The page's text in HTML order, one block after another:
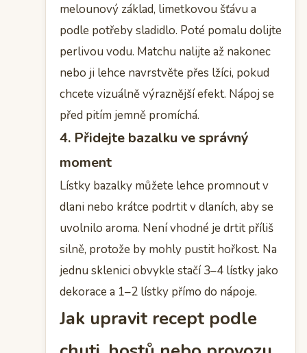
melounový základ, limetkovou šťávu a
podle potřeby sladidlo. Poté pomalu dolijte
perlivou vodu. Matchu nalijte až nakonec
nebo ji lehce navrstvěte přes lžíci, pokud
chcete vizuálně výraznější efekt. Nápoj se
před pitím jemně promíchá.
4. Přidejte bazalku ve správný
moment
Lístky bazalky můžete lehce promnout v
dlani nebo krátce podrtit v dlaních, aby se
uvolnilo aroma. Není vhodné je drtit příliš
silně, protože by mohly pustit hořkost. Na
jednu sklenici obvykle stačí 3–4 lístky jako
dekorace a 1–2 lístky přímo do nápoje.
Jak upravit recept podle